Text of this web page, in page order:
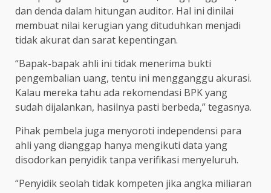
dan denda dalam hitungan auditor. Hal ini dinilai
membuat nilai kerugian yang dituduhkan menjadi
tidak akurat dan sarat kepentingan.
“Bapak-bapak ahli ini tidak menerima bukti
pengembalian uang, tentu ini mengganggu akurasi.
Kalau mereka tahu ada rekomendasi BPK yang
sudah dijalankan, hasilnya pasti berbeda,” tegasnya.
Pihak pembela juga menyoroti independensi para
ahli yang dianggap hanya mengikuti data yang
disodorkan penyidik tanpa verifikasi menyeluruh.
“Penyidik seolah tidak kompeten jika angka miliaran